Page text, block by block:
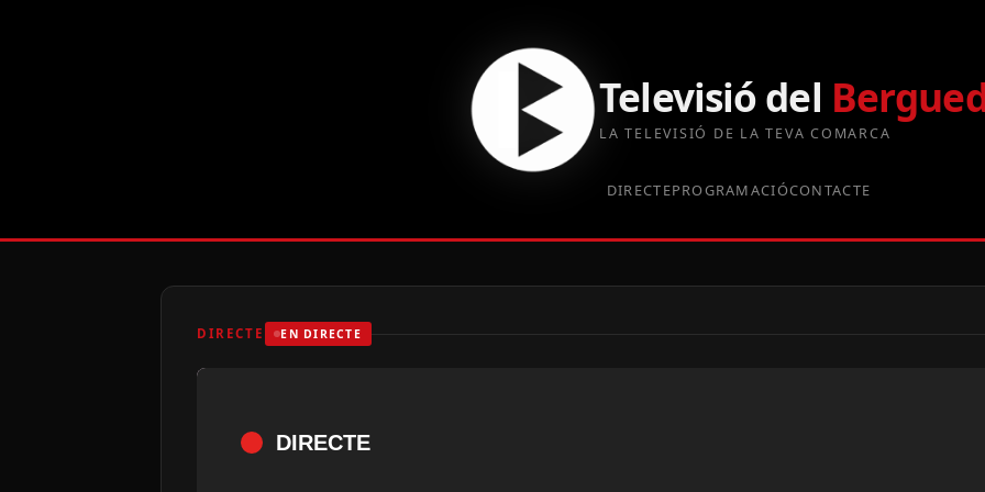
Televisió del
LA TELEVISIÓ DE LA TEVA COMARCA
DIRECTEPROGRAMACIÓCONTACTE
DIRECTE EN DIRECTE
DIRECTE